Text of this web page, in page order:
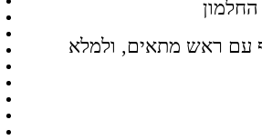
עם ראש מתאים, ולמלא